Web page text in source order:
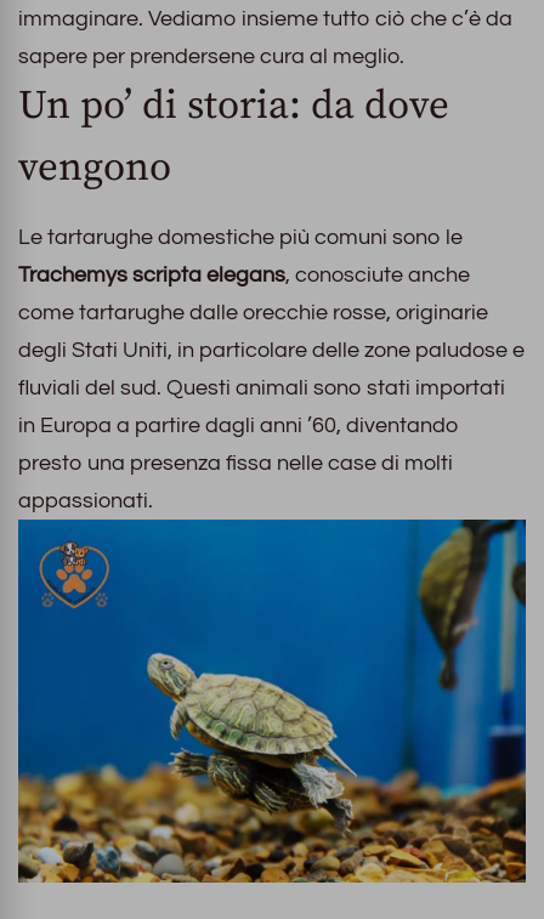
immaginare. Vediamo insieme tutto ciò che c’è da
sapere per prendersene cura al meglio.
Un po’ di storia: da dove
vengono
Le tartarughe domestiche più comuni sono le
Trachemys scripta elegans, conosciute anche
come tartarughe dalle orecchie rosse, originarie
degli Stati Uniti, in particolare delle zone paludose e
fluviali del sud. Questi animali sono stati importati
in Europa a partire dagli anni ’60, diventando
presto una presenza fissa nelle case di molti
appassionati.